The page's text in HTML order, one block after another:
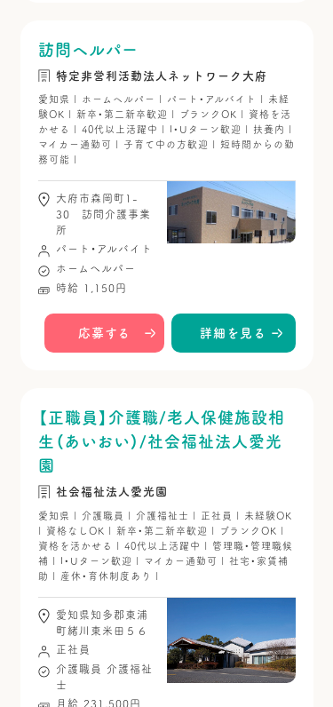
訪問ヘルパー
特定非営利活動法人ネットワーク大府
愛知県 | ホームヘルパー | パート・アルバイト | 未経
験OK | 新卒・第二新卒歓迎 | ブランクOK | 資格を活
かせる | 40代以上活躍中 | I・Uターン歓迎 | 扶養内 |
マイカー通勤可 | 子育て中の方歓迎 | 短時間からの勤
務可能 |
大府市森岡町1-
30 訪問介護事業
所
パート・アルバイト
ホームヘルパー
時給 1,150円
応募する 詳細を見る
【正職員】介護職/老人保健施設相
生（あいおい）/社会福祉法人愛光
園
社会福祉法人愛光園
愛知県 | 介護職員 | 介護福祉士 | 正社員 | 未経験OK
| 資格なしOK | 新卒・第二新卒歓迎 | ブランクOK |
資格を活かせる | 40代以上活躍中 | 管理職・管理職候
補 | I・Uターン歓迎 | マイカー通勤可 | 社宅・家賃補
助 | 産休・育休制度あり |
愛知県知多郡東浦
町緒川東米田５６
正社員
介護職員
介護福祉
士
月給 231,500円